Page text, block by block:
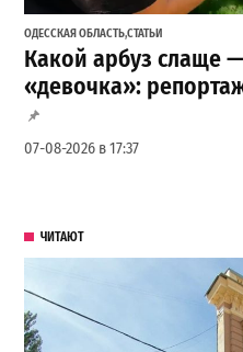
ОДЕССКАЯ ОБЛАСТЬ,СТАТЬИ
Какой арбуз слаще
«девочка»:
07-08-2026 в 17:37
ЧИТАЮТ